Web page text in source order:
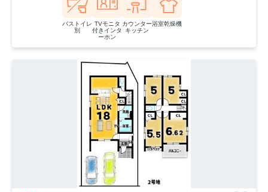
バストイレ
別
TVモニタ
付きインタ
ーホン
カウンター
キッチン
浴室乾燥機